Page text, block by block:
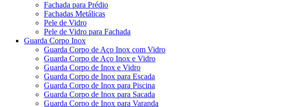
Fachada para Prédio
Fachadas Metálicas
Pele de Vidro
Pele de Vidro para Fachada
Guarda Corpo Inox
Guarda Corpo de Aço Inox com Vidro
Guarda Corpo de Aço Inox e Vidro
Guarda Corpo de Inox e Vidro
Guarda Corpo de Inox para Escada
Guarda Corpo de Inox para Piscina
Guarda Corpo de Inox para Sacada
Guarda Corpo de Inox para Varanda